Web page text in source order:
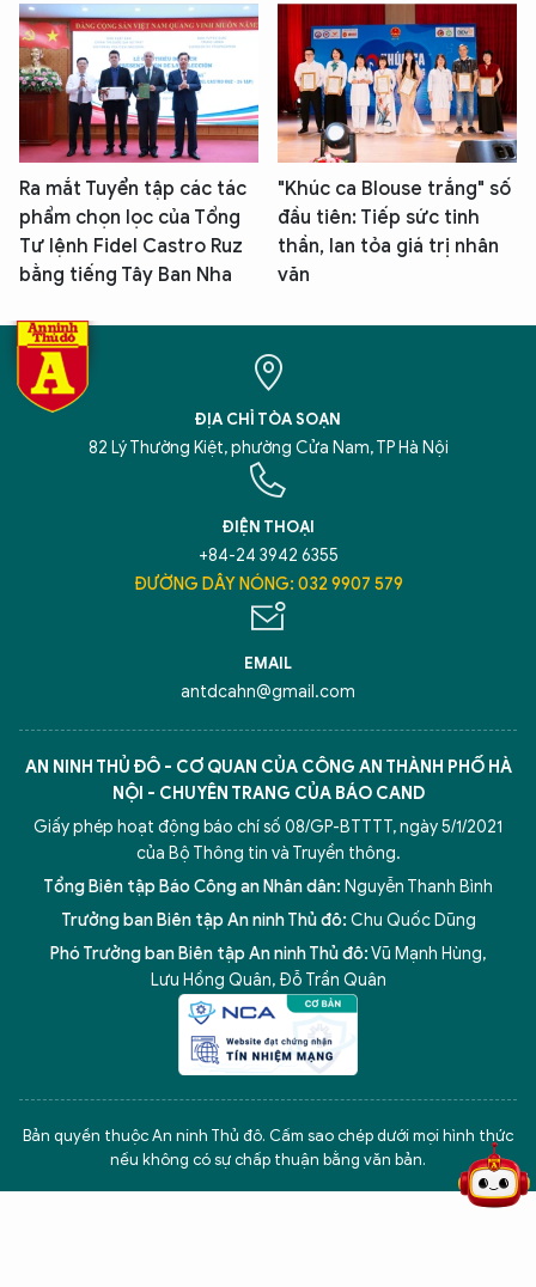
Ra mắt Tuyển tập các tác
phẩm chọn lọc của Tổng
Tư lệnh Fidel Castro Ruz
bằng tiếng Tây Ban Nha
"Khúc ca Blouse trắng" số
đầu tiên: Tiếp sức tinh
thần, lan tỏa giá trị nhân
văn
ĐỊA CHỈ TÒA SOẠN
82 Lý Thường Kiệt, phường Cửa Nam, TP Hà Nội
ĐIỆN THOẠI
+84-24 3942 6355
ĐƯỜNG DÂY NÓNG: 032 9907 579
EMAIL
antdcahn@gmail.com
AN NINH THỦ ĐÔ - CƠ QUAN CỦA CÔNG AN THÀNH PHỐ HÀ
NỘI - CHUYÊN TRANG CỦA BÁO CAND
Giấy phép hoạt động báo chí số 08/GP-BTTTT, ngày 5/1/2021
của Bộ Thông tin và Truyền thông.
Tổng Biên tập Báo Công an Nhân dân: Nguyễn Thanh Bình
Trưởng ban Biên tập An ninh Thủ đô: Chu Quốc Dũng
Phó Trưởng ban Biên tập An ninh Thủ đô:Vũ Mạnh Hùng,
Lưu Hồng Quân, Đỗ Trần Quân
Bản quyền thuộc An ninh Thủ đô. Cấm sao chép dưới mọi hình thức
nếu không có sự chấp thuận bằng văn bản.
5 điểm nghẽn của Hà Nội giải pháp xử lý điểm nghẽn của